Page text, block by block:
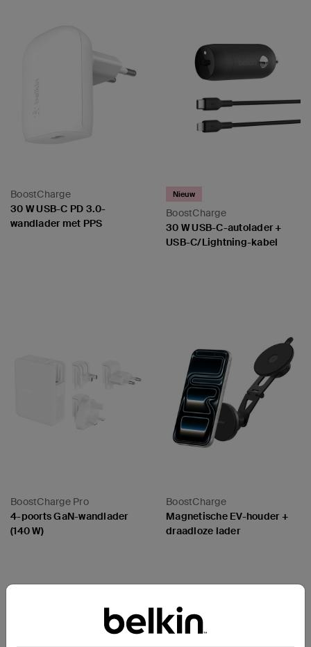
BoostCharge
30 W USB-C PD 3.0-
wandlader met PPS
BoostCharge
Nieuw
30 W USB-C-autolader +
USB-C/Lightning-kabel
BoostCharge Pro
4-poorts GaN-wandlader
(140 W)
BoostCharge
Magnetische EV-houder +
draadloze lader